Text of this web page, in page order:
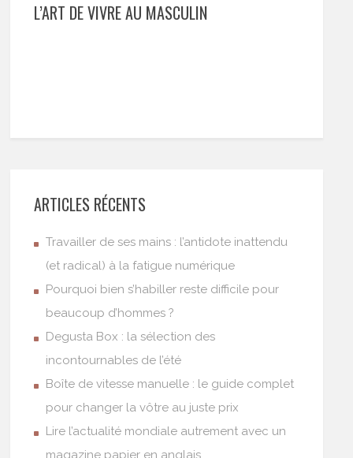
L’ART DE VIVRE AU MASCULIN
ARTICLES RÉCENTS
Travailler de ses mains : l’antidote inattendu
(et radical) à la fatigue numérique
Pourquoi bien s’habiller reste difficile pour
beaucoup d’hommes ?
Degusta Box : la sélection des
incontournables de l’été
Boîte de vitesse manuelle : le guide complet
pour changer la vôtre au juste prix
Lire l’actualité mondiale autrement avec un
magazine papier en anglais